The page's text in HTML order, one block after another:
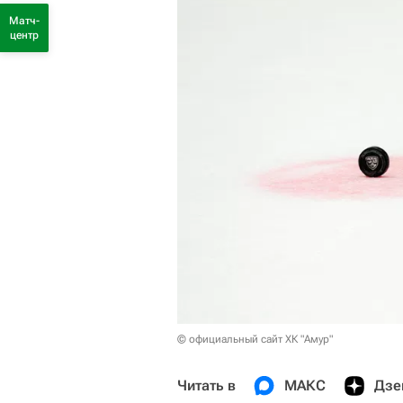
© официальный сайт ХК "Амур"
Читать в МАКС
Матч-
центр